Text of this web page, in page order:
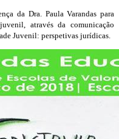
da Dra. Paula Varandas para
através da comunicação
Juvenil: perspetivas jurídicas.